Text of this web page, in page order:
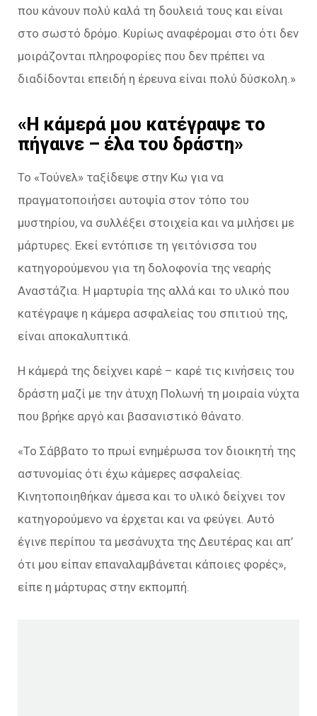
που κάνουν πολύ καλά τη δουλειά τους και είναι
στο σωστό δρόμο. Κυρίως αναφέρομαι στο ότι δεν
μοιράζονται πληροφορίες που δεν πρέπει να
διαδίδονται επειδή η έρευνα είναι πολύ δύσκολη.»
«Η κάμερά μου κατέγραψε το
πήγαινε – έλα του δράστη»
Το «Τούνελ» ταξίδεψε στην Κω για να
πραγματοποιήσει αυτοψία στον τόπο του
μυστηρίου, να συλλέξει στοιχεία και να μιλήσει με
μάρτυρες. Εκεί εντόπισε τη γειτόνισσα του
κατηγορούμενου για τη δολοφονία της νεαρής
Αναστάζια. Η μαρτυρία της αλλά και το υλικό που
κατέγραψε η κάμερα ασφαλείας του σπιτιού της,
είναι αποκαλυπτικά.
Η κάμερά της δείχνει καρέ – καρέ τις κινήσεις του
δράστη μαζί με την άτυχη Πολωνή τη μοιραία νύχτα
που βρήκε αργό και βασανιστικό θάνατο.
«Το Σάββατο το πρωί ενημέρωσα τον διοικητή της
αστυνομίας ότι έχω κάμερες ασφαλείας.
Κινητοποιηθήκαν άμεσα και το υλικό δείχνει τον
κατηγορούμενο να έρχεται και να φεύγει. Αυτό
έγινε περίπου τα μεσάνυχτα της Δευτέρας και απ’
ότι μου είπαν επαναλαμβάνεται κάποιες φορές»,
είπε η μάρτυρας στην εκπομπή.